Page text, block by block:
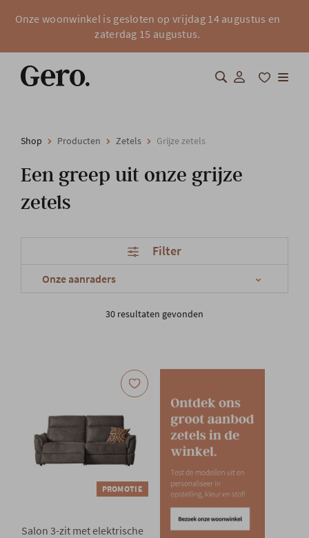
Onze woonwinkel is gesloten op vrijdag 14 augustus en
zaterdag 15 augustus.
Inspiratie
Shop Producten Zetels Grijze zetels
Een greep uit onze grijze
zetels
Filter
30 resultaten gevonden
PROMOTIE
Salon 3-zit met elektrische